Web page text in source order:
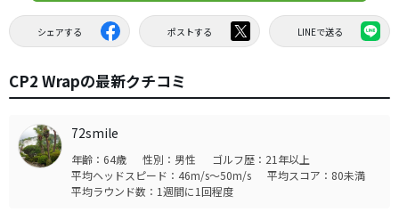
シェアする ポストする LINEで送る
CP2 Wrapの最新クチコミ
72smile
年齢：64歳 性別：男性
ゴルフ歴：21年以上
平均ヘッドスピード：46m/s～50m/s
平均スコア：80未満
平均ラウンド数：1週間に1回程度